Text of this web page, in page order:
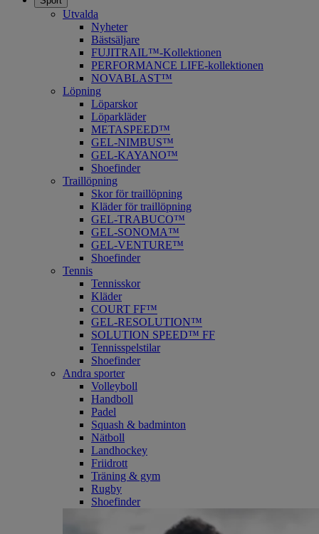
Utvalda
Nyheter
Bästsäljare
FUJITRAIL™-Kollektionen
PERFORMANCE LIFE-kollektionen
NOVABLAST™
Löpning
Löparskor
Löparkläder
METASPEED™
​GEL-NIMBUS™
GEL-KAYANO™
Shoefinder
Traillöpning
Skor för traillöpning
Kläder för traillöpning
GEL-TRABUCO™
GEL-SONOMA™
GEL-VENTURE™
Shoefinder
Tennis
Tennisskor
Kläder
COURT FF™
GEL-RESOLUTION™
SOLUTION SPEED™ FF
Tennisspelstilar
Shoefinder
Andra sporter
Volleyboll
Handboll
Padel
Squash & badminton
Nätboll
Landhockey
Friidrott
Träning & gym
Rugby
Shoefinder